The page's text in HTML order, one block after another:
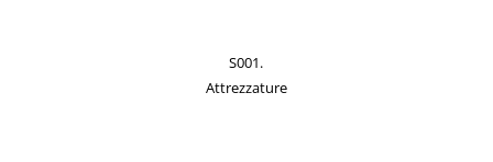
S001.
Attrezzature